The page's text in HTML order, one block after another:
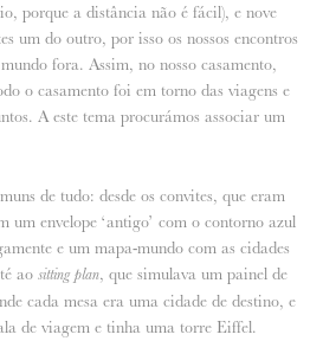
porque a distância não é fácil), e nove
um do outro, por isso os nossos encontros
fora. Assim, no nosso casamento,
o casamento foi em torno das viagens e
A este tema procurámos associar um
de tudo: desde os convites, que eram
um envelope ‘antigo’ com o contorno azul
e um mapa-mundo com as cidades
ao sitting plan, que simulava um painel de
cada mesa era uma cidade de destino, e
de viagem e tinha uma torre Eiffel.